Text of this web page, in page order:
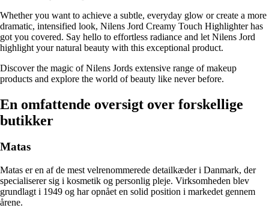
Whether you want to achieve a subtle, everyday glow or create a more
dramatic, intensified look, Nilens Jord Creamy Touch Highlighter has
got you covered. Say hello to effortless radiance and let Nilens Jord
highlight your natural beauty with this exceptional product.
Discover the magic of Nilens Jords extensive range of makeup
products and explore the world of beauty like never before.
En omfattende oversigt over forskellige
butikker
Matas
Matas er en af de mest velrenommerede detailkæder i Danmark, der
specialiserer sig i kosmetik og personlig pleje. Virksomheden blev
grundlagt i 1949 og har opnået en solid position i markedet gennem
årene.